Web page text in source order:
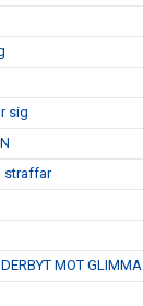
sig
straffar
MOT GLIMMA